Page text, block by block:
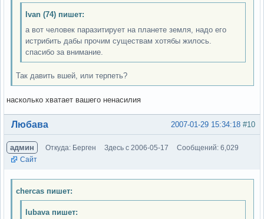
Ivan (74) пишет:
а вот человек паразитирует на планете земля, надо его
истрибить дабы прочим существам хотябы жилось.
спасибо за внимание.
Так давить вшей, или терпеть?
насколько хватает вашего ненасилия
Вне форума #10
2007-01-29 15:34:18
Любава
админ Откуда: Берген Здесь с 2006-05-17
Сообщений: 6,029
Сайт
chercas пишет:
lubava пишет: